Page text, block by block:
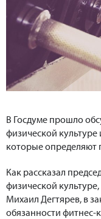
В Госдуме прошло
физической
которые определяют
Как рассказал
физической
Михаил Дегтярев, в
обязанности фитнес-